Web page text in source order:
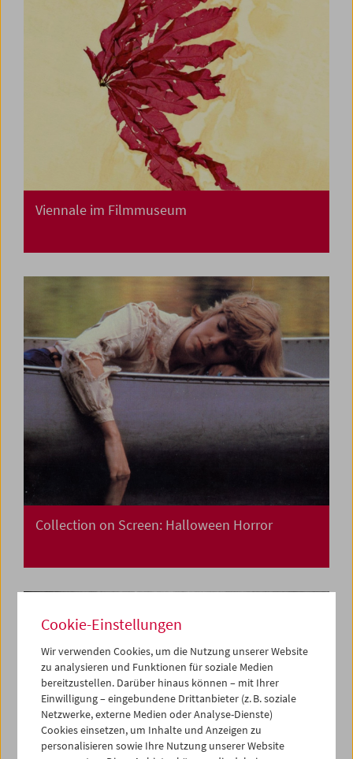
Viennale im Filmmuseum
Collection on Screen: Halloween Horror
Cookie-Einstellungen
Wir verwenden Cookies, um die Nutzung unserer Website
zu analysieren und Funktionen für soziale Medien
bereitzustellen. Darüber hinaus können – mit Ihrer
Einwilligung – eingebundene Drittanbieter (z. B. soziale
Netzwerke, externe Medien oder Analyse-Dienste)
Cookies einsetzen, um Inhalte und Anzeigen zu
personalisieren sowie Ihre Nutzung unserer Website